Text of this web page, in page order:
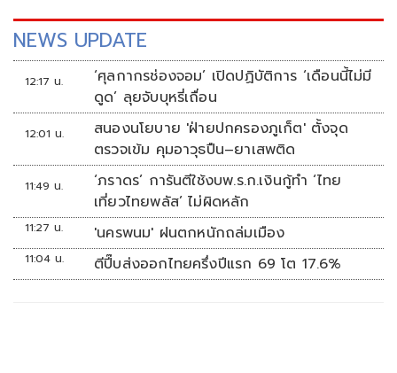
NEWS UPDATE
12:17 น.
‘ศุลกากรช่องจอม’ เปิดปฏิบัติการ ‘เดือนนี้ไม่มี
ดูด’ ลุยจับบุหรี่เถื่อน
12:01 น.
สนองนโยบาย 'ฝ่ายปกครองภูเก็ต' ตั้งจุด
ตรวจเข้ม คุมอาวุธปืน–ยาเสพติด
11:49 น.
‘ภราดร’ การันตีใช้งบพ.ร.ก.เงินกู้ทำ ‘ไทย
เที่ยวไทยพลัส’ ไม่ผิดหลัก
11:27 น. 'นครพนม' ฝนตกหนักถล่มเมือง
11:04 น. ตีปี๊บส่งออกไทยครึ่งปีแรก 69 โต 17.6%